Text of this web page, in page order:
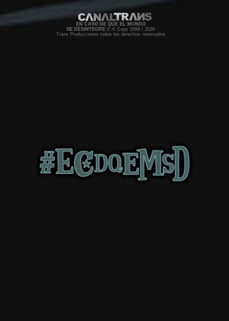
EN CASO DE QUE EL MUNDO
SE DESINTEGRE ® © Copy 1998 / 2026
Trans Producciones todos los derechos reservados